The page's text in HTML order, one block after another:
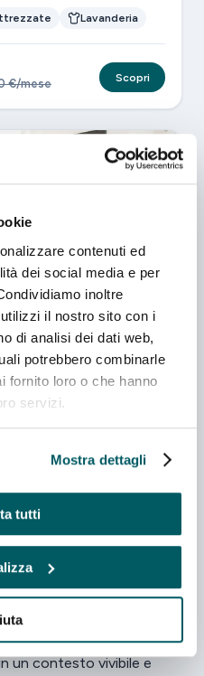
contenuti ed
dei social media e per
inoltre
il nostro sito con i
di analisi dei dati web,
potrebbero combinarle
fornito loro o che hanno
servizi.
Mostra dettagli
tutti
Lavanderia
€/mese Scopri
Parma
sicurezza
a Parma
è una città
dove qualità della
un contesto vivibile e